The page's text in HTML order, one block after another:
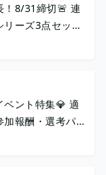
！8/31締切🚨 連
ーズ3点セッ
た10秒】エン
ント特集💎 適
報酬・選考パス
に就活！